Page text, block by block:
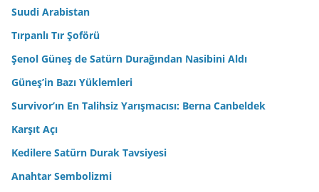
Suudi Arabistan
Tırpanlı Tır Şoförü
Şenol Güneş de Satürn Durağından Nasibini Aldı
Güneş’in Bazı Yüklemleri
Survivor’ın En Talihsiz Yarışmacısı: Berna Canbeldek
Karşıt Açı
Kedilere Satürn Durak Tavsiyesi
Anahtar Sembolizmi